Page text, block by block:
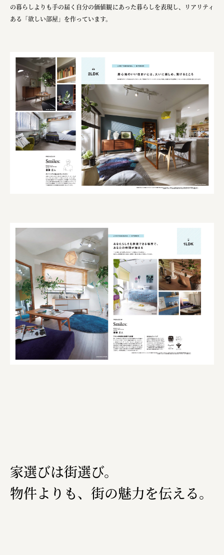
GOEMON
株式会社東果堂
アトラス化成
株式会社 中日ステンドアート
DEAR FRIEND'S
株式会社ポーラ
株式会社ロッテ
ourselves
岡野バルブ製造株式会社
株式会社ふくや
三井不動産株式会社
有限会社 丸久商店
株式会社イソガイ
インターステラテクノロジズ株式会社
キッコーマン食品株式会社
株式会社クイーンピスタチオ
JR東日本クロスステーション
の暮らしよりも手の届く自分の価値観にあった暮らしを表現し、リアリティ
ある「欲しい部屋」を作っています。
家選びは街選び​。
物件よりも、街の魅力を伝える​。